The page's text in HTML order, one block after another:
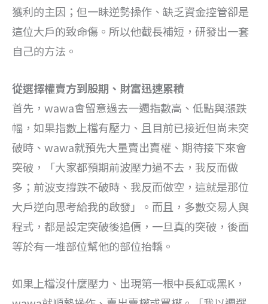
獲利的主因；但一眛逆勢操作、缺乏資金控管卻是
這位大戶的致命傷。所以他截長補短，研發出一套
自己的方法。
從選擇權賣方到股期、財富迅速累積
首先，wawa會留意過去一週指數高、低點與漲跌
幅，如果指數上檔有壓力、且目前已接近但尚未突
破時、wawa就預先大量賣出賣權、期待接下來會
突破，「大家都預期前波壓力過不去，我反而做
多；前波支撐跌不破時、我反而做空，這就是那位
大戶逆向思考給我的啟發」。而且，多數交易人與
程式，都是設定突破後追價，一旦真的突破，後面
等於有一堆部位幫他的部位抬轎。
如果上檔沒什麼壓力、出現第一根中長紅或黑K，